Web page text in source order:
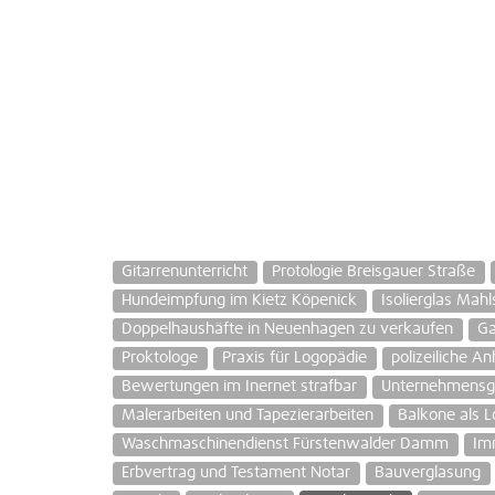
Gitarrenunterricht
Protologie Breisgauer Straße
Hundeimpfung im Kietz Köpenick
Isolierglas
Doppelhaushäfte in Neuenhagen zu verkaufen
Proktologe
Praxis für Logopädie
polizeiliche
Bewertungen im Inernet strafbar
Malerarbeiten und Tapezierarbeiten
Balkone als
Waschmaschinendienst Fürstenwalder Damm
Erbvertrag und Testament Notar
Bauverglasung